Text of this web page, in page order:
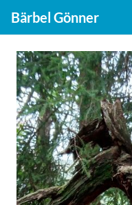
Bärbel Gönner